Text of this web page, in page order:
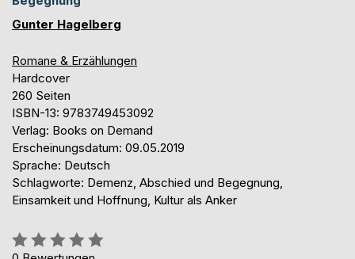
Gunter Hagelberg
Romane & Erzählungen
Hardcover
260 Seiten
ISBN-13: 9783749453092
Verlag: Books on Demand
Erscheinungsdatum: 09.05.2019
Sprache: Deutsch
Schlagworte: Demenz, Abschied und Begegnung,
Einsamkeit und Hoffnung, Kultur als Anker
Bewertung::